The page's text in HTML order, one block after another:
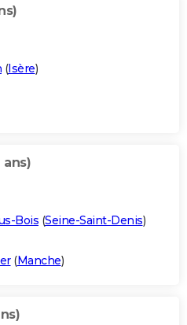
(Isère)
ans)
Bois (Seine-Saint-Denis)
(Manche)